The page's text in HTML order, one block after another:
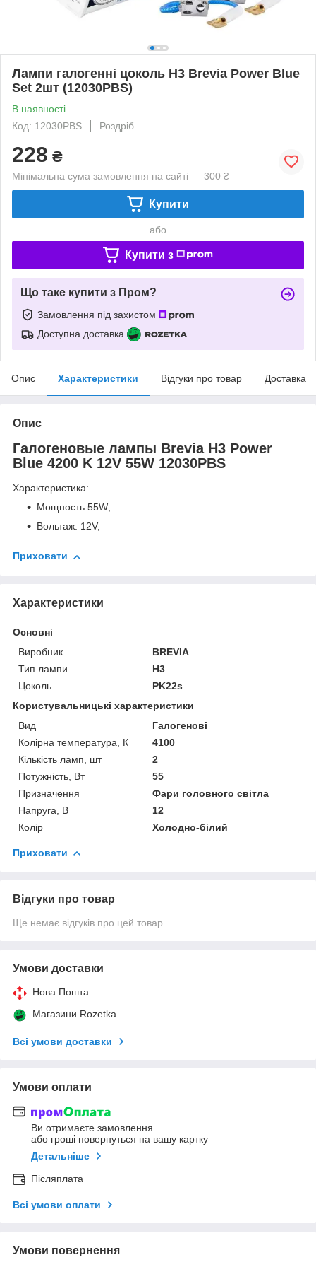
Лампи галогенні цоколь H3 Brevia Power Blue
Set 2шт (12030PBS)
В наявності
Код: 12030PBS
Роздріб
228 ₴
Мінімальна сума замовлення на сайті — 300 ₴
Купити
або
Купити з
Що таке купити з Пром?
Замовлення під захистом
Доступна доставка
Опис Характеристики Відгуки про товар Доставка
Опис
Галогеновые лампы Brevia H3 Power
Blue 4200 K 12V 55W 12030PBS
Характеристика:
Мощность:55W;
Вольтаж: 12V;
Приховати
Характеристики
Основні
Виробник
BREVIA
Тип лампи
H3
Цоколь
PK22s
Користувальницькі характеристики
Вид
Галогенові
Колірна температура, К
4100
Кількість ламп, шт
2
Потужність, Вт
55
Призначення
Фари головного світла
Напруга, В
12
Колір
Холодно-білий
Приховати
Відгуки про товар
Ще немає відгуків про цей товар
Умови доставки
Нова Пошта
Магазини Rozetka
Всі умови доставки
Умови оплати
Ви отримаєте замовлення
або гроші повернуться на вашу картку
Детальніше
Післяплата
Всі умови оплати
Умови повернення